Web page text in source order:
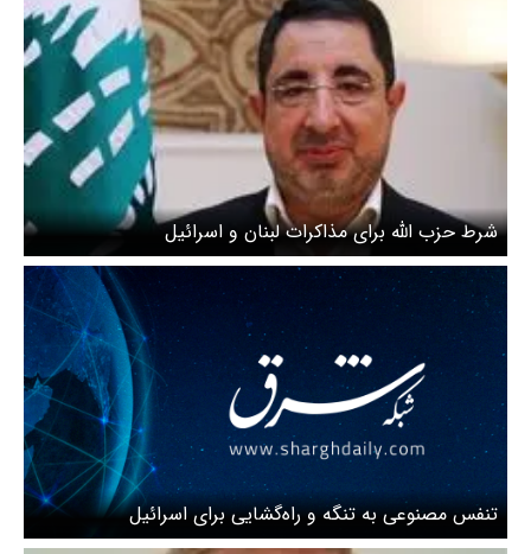
شرط حزب الله برای مذاکرات لبنان و اسرائیل
تنفس مصنوعی به تنگه و راه‌گشایی برای اسرائیل